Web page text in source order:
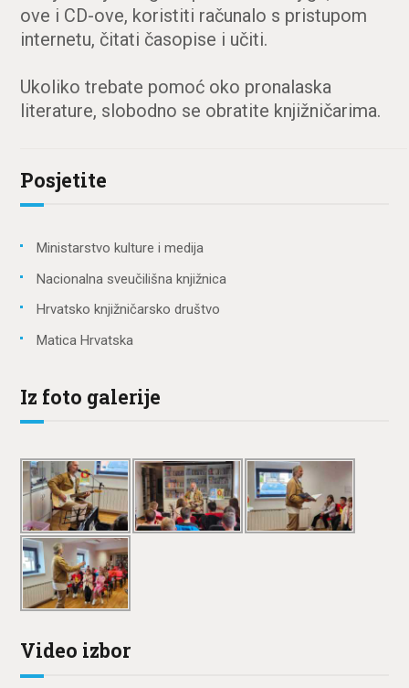
ove i CD-ove, koristiti računalo s pristupom
internetu, čitati časopise i učiti.
Ukoliko trebate pomoć oko pronalaska
literature, slobodno se obratite knjižničarima.
Posjetite
Ministarstvo kulture i medija
Nacionalna sveučilišna knjižnica
Hrvatsko knjižničarsko društvo
Matica Hrvatska
Iz foto galerije
Video izbor